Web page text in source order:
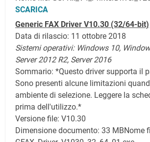
SCARICA
Generic FAX Driver V10.30 (32/64-bit)
Data di rilascio: 11 ottobre 2018
Sistemi operativi: Windows 10,
Server 2012 R2, Server 2016
Sommario: *Questo driver supporta il
Sono presenti alcune limitazioni
ambiente di selezione. Leggere la
prima dell'utilizzo.*
Versione file: V10.30
Dimensione documento: 33 MBNome